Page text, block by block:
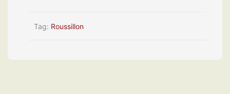
quantity
Tag: Roussillon